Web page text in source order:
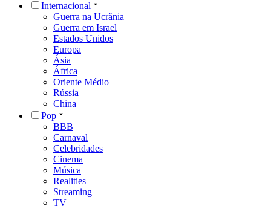
Internacional
Guerra na Ucrânia
Guerra em Israel
Estados Unidos
Europa
Ásia
África
Oriente Médio
Rússia
China
Pop
BBB
Carnaval
Celebridades
Cinema
Música
Realities
Streaming
TV